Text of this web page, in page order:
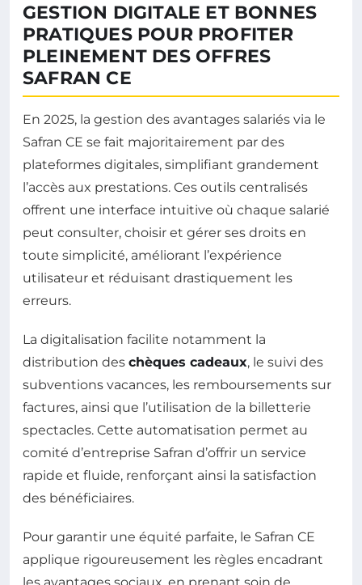
GESTION DIGITALE ET BONNES
PRATIQUES POUR PROFITER
PLEINEMENT DES OFFRES
SAFRAN CE
En 2025, la gestion des avantages salariés via le
Safran CE se fait majoritairement par des
plateformes digitales, simplifiant grandement
l’accès aux prestations. Ces outils centralisés
offrent une interface intuitive où chaque salarié
peut consulter, choisir et gérer ses droits en
toute simplicité, améliorant l’expérience
utilisateur et réduisant drastiquement les
erreurs.
La digitalisation facilite notamment la
distribution des chèques cadeaux, le suivi des
subventions vacances, les remboursements sur
factures, ainsi que l’utilisation de la billetterie
spectacles. Cette automatisation permet au
comité d’entreprise Safran d’offrir un service
rapide et fluide, renforçant ainsi la satisfaction
des bénéficiaires.
Pour garantir une équité parfaite, le Safran CE
applique rigoureusement les règles encadrant